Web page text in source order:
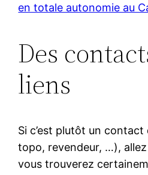
en totale autonomie au
Des
liens
Si c’est plutôt un contact
topo, revendeur, …),
vous trouverez